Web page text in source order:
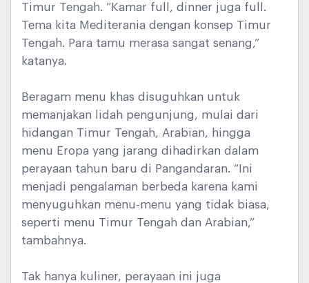
Timur Tengah. “Kamar full, dinner juga full.
Tema kita Mediterania dengan konsep Timur
Tengah. Para tamu merasa sangat senang,”
katanya.
Beragam menu khas disuguhkan untuk
memanjakan lidah pengunjung, mulai dari
hidangan Timur Tengah, Arabian, hingga
menu Eropa yang jarang dihadirkan dalam
perayaan tahun baru di Pangandaran. “Ini
menjadi pengalaman berbeda karena kami
menyuguhkan menu-menu yang tidak biasa,
seperti menu Timur Tengah dan Arabian,”
tambahnya.
Tak hanya kuliner, perayaan ini juga